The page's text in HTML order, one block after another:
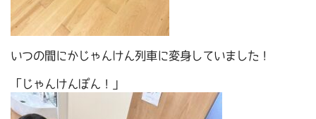
いつの間にかじゃんけん列車に変身していました！
「じゃんけんぽん！」